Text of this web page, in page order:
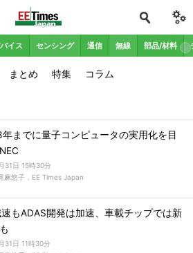
イス センシング 通信 無線 部品/材料
まとめ 特集 コラム
EE Times Japan
までに量子コンピュータの実用化を目
31日 15時30分
麻悠子，EE Times Japan
速もADAS開発は加速、車載チップでは新
31日 11時30分